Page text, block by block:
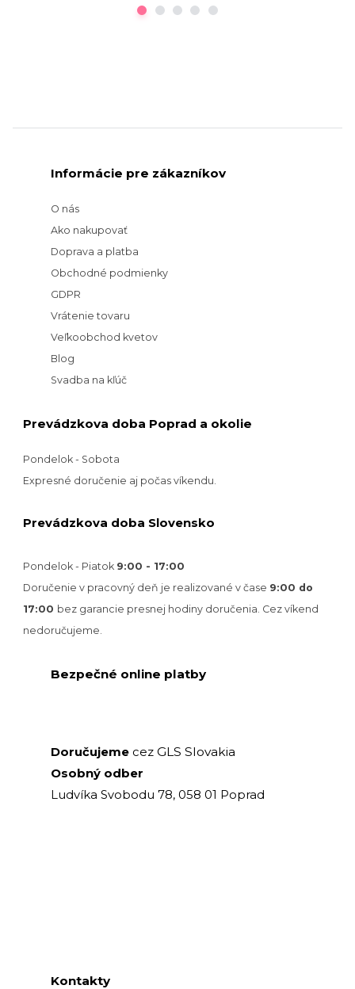
Informácie pre zákazníkov
O nás
Ako nakupovať
Doprava a platba
Obchodné podmienky
GDPR
Vrátenie tovaru
Veľkoobchod kvetov
Blog
Svadba na kľúč
Prevádzkova doba Poprad a okolie
Pondelok - Sobota
Expresné doručenie aj počas víkendu.
Prevádzkova doba Slovensko
Pondelok - Piatok 9:00 - 17:00
Doručenie v pracovný deň je realizované v čase 9:00 do
17:00 bez garancie presnej hodiny doručenia. Cez víkend
nedoručujeme.
Bezpečné online platby
Doručujeme cez GLS Slovakia
Osobný odber
Ludvíka Svobodu 78, 058 01 Poprad
Kontakty